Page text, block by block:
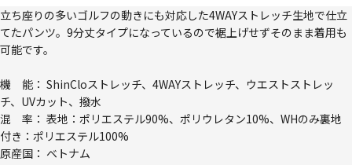
立ち座りの多いゴルフの動きにも対応した4WAYストレッチ生地で仕立
てたパンツ。9分丈タイプになっているので裾上げせずそのまま着用も
可能です。
機 能： ShinCloストレッチ、4WAYストレッチ、ウエストストレッ
チ、UVカット、撥水
混 率： 表地：ポリエステル90%、ポリウレタン10%、WHのみ裏地
付き：ポリエステル100%
原産国： ベトナム